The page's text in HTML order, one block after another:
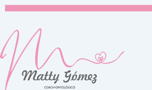
contenido